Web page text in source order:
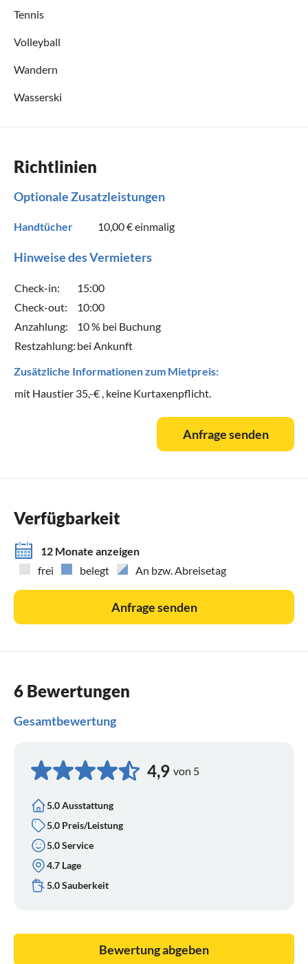
Tennis
Volleyball
Wandern
Wasserski
Richtlinien
Optionale Zusatzleistungen
Handtücher 10,00 €einmalig
Hinweise des Vermieters
Check-in:
15:00
Check-out:
10:00
Anzahlung:
10 % bei Buchung
Restzahlung: bei Ankunft
Zusätzliche Informationen zum Mietpreis:
mit Haustier 35,-€ , keine Kurtaxenpflicht.
Anfrage senden
Verfügbarkeit
12 Monate anzeigen
frei
belegt An bzw. Abreisetag
Anfrage senden
6 Bewertungen
Gesamtbewertung
4,9 von 5
5.0 Ausstattung
5.0 Preis/Leistung
5.0 Service
4.7 Lage
5.0 Sauberkeit
Bewertung abgeben